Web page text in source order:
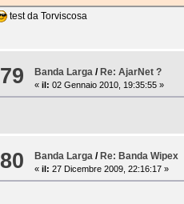
test da Torviscosa
79 Banda Larga /Re: AjarNet ?
«il: 02 Gennaio 2010, 19:35:55 »
80 Banda Larga / Re: Banda Wipex
«il: 27 Dicembre 2009, 22:16:17 »